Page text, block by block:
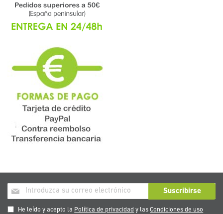
Inscríbase
a
nuestro
Suscribirse
He leído y acepto la Política de privacidad y lasCondiciones de uso